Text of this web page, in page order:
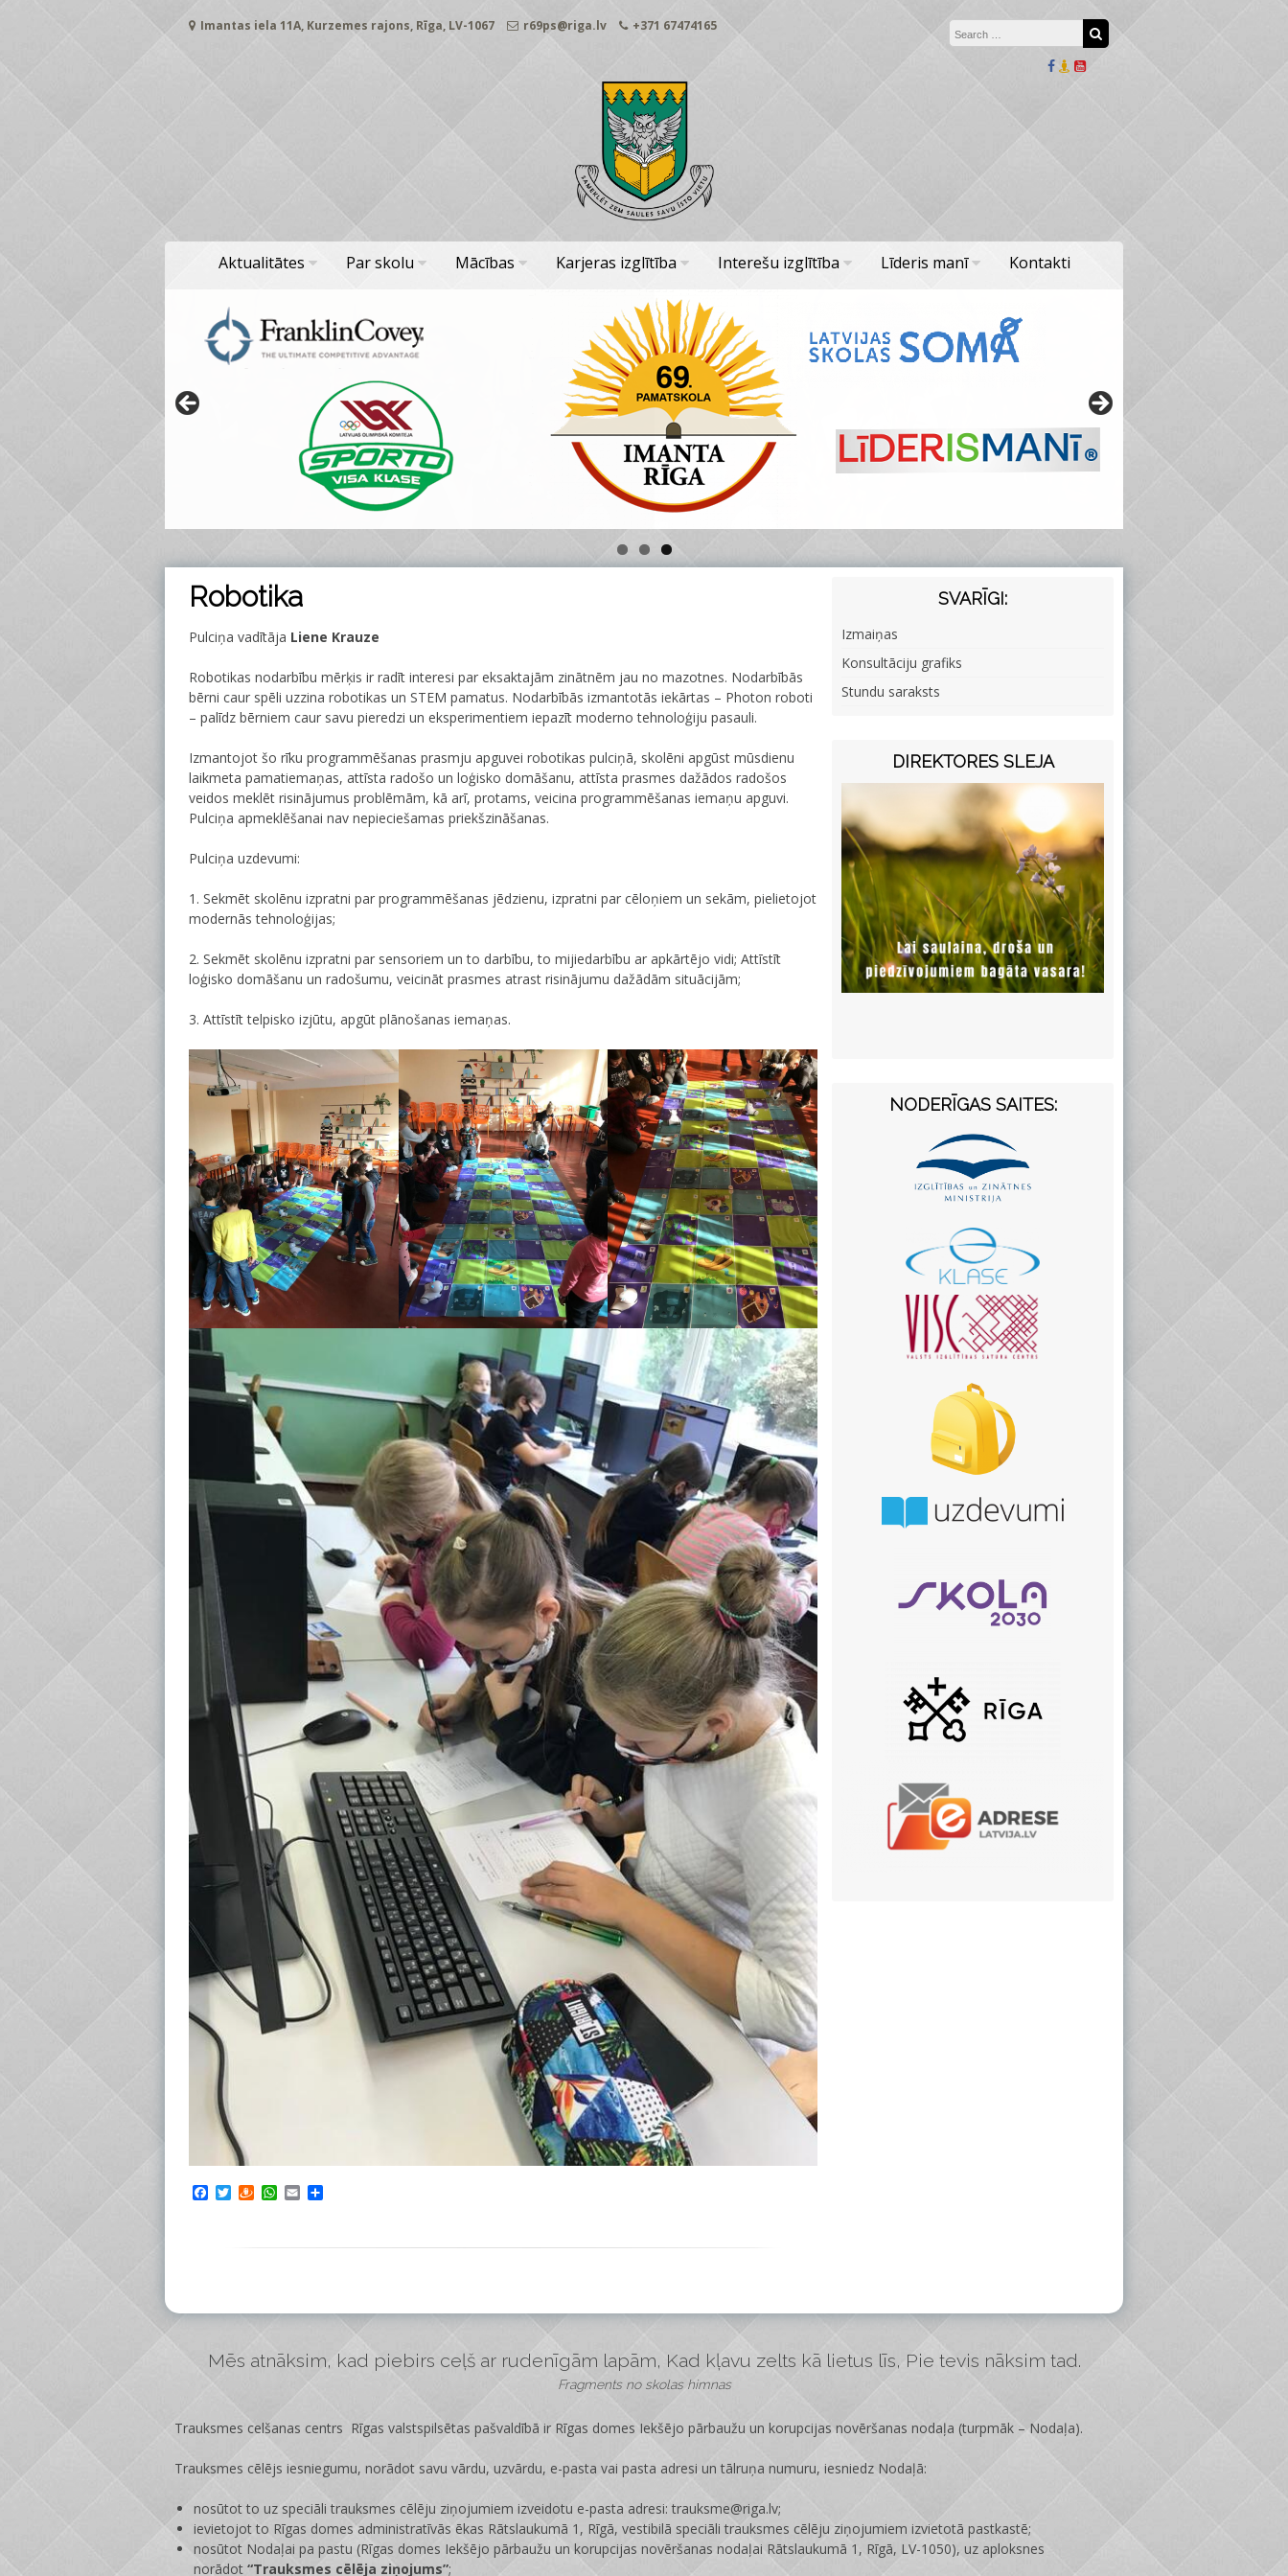
Imantas iela 11A, Kurzemes rajons, Rīga, LV-1067 r69ps@riga.lv +371 67474165
Search
Aktualitātes Par skolu Mācības Karjeras izglītība Interešu izglītība Līderis manī Kontakti
Robotika
Pulciņa vadītāja Liene Krauze
Robotikas nodarbību mērķis ir radīt interesi par eksaktajām zinātnēm jau no mazotnes. Nodarbībās
bērni caur spēli uzzina robotikas un STEM pamatus. Nodarbībās izmantotās iekārtas – Photon roboti
– palīdz bērniem caur savu pieredzi un eksperimentiem iepazīt moderno tehnoloģiju pasauli.
Izmantojot šo rīku programmēšanas prasmju apguvei robotikas pulciņā, skolēni apgūst mūsdienu
laikmeta pamatiemaņas, attīsta radošo un loģisko domāšanu, attīsta prasmes dažādos radošos
veidos meklēt risinājumus problēmām, kā arī, protams, veicina programmēšanas iemaņu apguvi.
Pulciņa apmeklēšanai nav nepieciešamas priekšzināšanas.
Pulciņa uzdevumi:
1. Sekmēt skolēnu izpratni par programmēšanas jēdzienu, izpratni par cēloņiem un sekām, pielietojot
modernās tehnoloģijas;
2. Sekmēt skolēnu izpratni par sensoriem un to darbību, to mijiedarbību ar apkārtējo vidi; Attīstīt
loģisko domāšanu un radošumu, veicināt prasmes atrast risinājumu dažādām situācijām;
3. Attīstīt telpisko izjūtu, apgūt plānošanas iemaņas.
Facebook
TwitterDraugiem
WhatsApp
Email
SVARĪGI:
Izmaiņas
Konsultāciju grafiks
Stundu saraksts
DIREKTORES SLEJA
NODERĪGAS SAITES:
Mēs atnāksim, kad piebirs ceļš ar rudenīgām lapām, Kad kļavu zelts kā lietus līs, Pie tevis nāksim tad.
Fragments no skolas himnas
Trauksmes celšanas centrs Rīgas valstspilsētas pašvaldībā ir Rīgas domes Iekšējo pārbaužu un korupcijas novēršanas nodaļa (turpmāk – Nodaļa).
Trauksmes cēlējs iesniegumu, norādot savu vārdu, uzvārdu, e-pasta vai pasta adresi un tālruņa numuru, iesniedz Nodaļā:
nosūtot to uz speciāli trauksmes cēlēju ziņojumiem izveidotu e-pasta adresi: trauksme@riga.lv;
ievietojot to Rīgas domes administratīvās ēkas Rātslaukumā 1, Rīgā, vestibilā speciāli trauksmes cēlēju ziņojumiem izvietotā pastkastē;
nosūtot Nodaļai pa pastu (Rīgas domes Iekšējo pārbaužu un korupcijas novēršanas nodaļai Rātslaukumā 1, Rīgā, LV-1050), uz aploksnes
norādot “Trauksmes cēlēja ziņojums”;